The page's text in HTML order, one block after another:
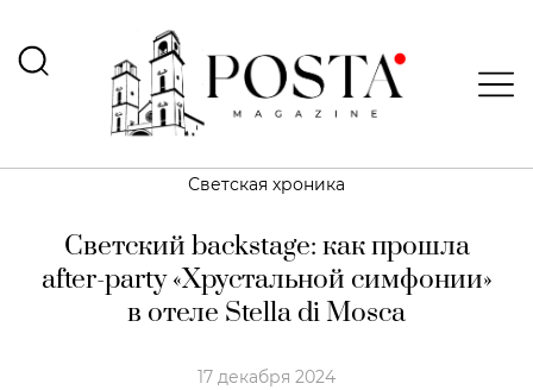
Светская хроника
Светский backstage: как прошла
after-party «Хрустальной симфонии»
в отеле Stella di Mosca
17 декабря 2024